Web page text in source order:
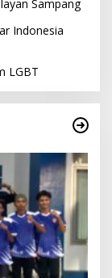
Sampang
Indonesia
LGBT